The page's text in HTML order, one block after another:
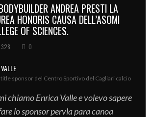
ANDREA PRESTI LA
HONORIS CAUSA DELL’ASOMI
OF SCIENCES.
328 0
title sponsor del Centro Sportivo del Cagliari calcio
chiamo Enrica Valle e volevo sapere
lo sponsor pervla para canoa